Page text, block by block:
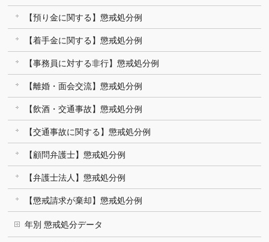
【預り金に関する】懲戒処分例
【着手金に関する】懲戒処分例
【事務員に対する非行】懲戒処分例
【離婚・面会交流】懲戒処分例
【飲酒・交通事故】懲戒処分例
【交通事故に関する】懲戒処分例
【顧問弁護士】懲戒処分例
【弁護士法人】懲戒処分例
【懲戒請求が棄却】懲戒処分例
年別 懲戒処分データ